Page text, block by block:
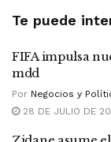
Te puede
FIFA impulsa
mdd
Por Negocios y
28 DE JULIO DE